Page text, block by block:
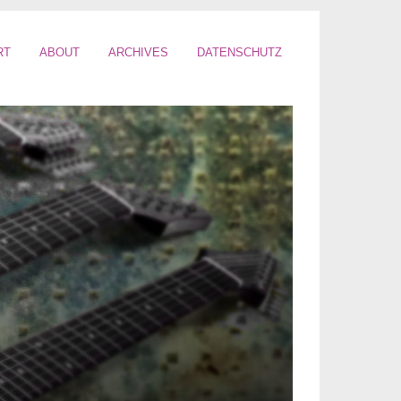
ABOUT ARCHIVES DATENSCHUTZ